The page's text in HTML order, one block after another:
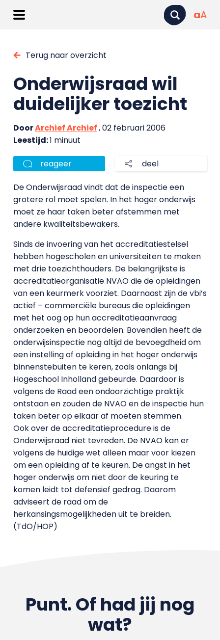
aA
Terug naar overzicht
Onderwijsraad wil
duidelijker toezicht
DoorArchief Archief, 02 februari 2006
Leestijd:1 minuut
reageer deel
De Onderwijsraad vindt dat de inspectie een
grotere rol moet spelen. In het hoger onderwijs
moet ze haar taken beter afstemmen met
andere kwaliteitsbewakers.
Sinds de invoering van het accreditatiestelsel
hebben hogescholen en universiteiten te maken
met drie toezichthouders. De belangrijkste is
accreditatieorganisatie NVAO die de opleidingen
van een keurmerk voorziet. Daarnaast zijn de vbi’s
actief – commerciële bureaus die opleidingen
met het oog op hun accreditatieaanvraag
onderzoeken en beoordelen. Bovendien heeft de
onderwijsinspectie nog altijd de bevoegdheid om
een instelling of opleiding in het hoger onderwijs
binnenstebuiten te keren, zoals onlangs bij
Hogeschool Inholland gebeurde. Daardoor is
volgens de Raad een ondoorzichtige praktijk
ontstaan en zouden de NVAO en de inspectie hun
taken beter op elkaar af moeten stemmen.
Ook over de accreditatieprocedure is de
Onderwijsraad niet tevreden. De NVAO kan er
volgens de huidige wet alleen maar voor kiezen
om een opleiding af te keuren. De angst in het
hoger onderwijs om niet door de keuring te
komen leidt tot defensief gedrag. Daarom
adviseert de raad om de
herkansingsmogelijkheden uit te breiden.
(TdO/HOP)
Punt. Of had jij nog
wat?